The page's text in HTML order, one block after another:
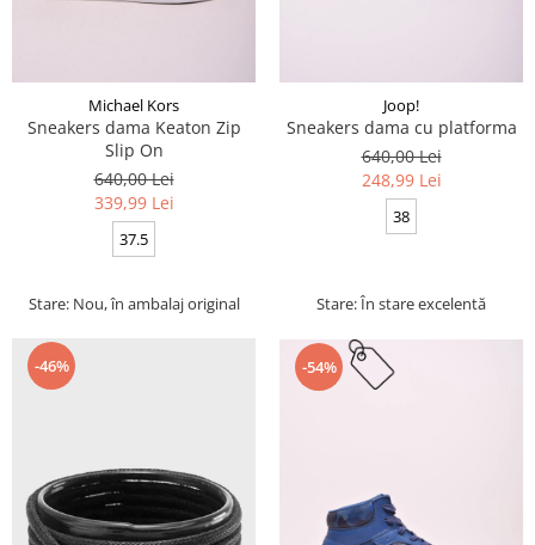
Michael Kors
Sneakers dama Keaton Zip
Slip On
640,00 Lei
339,99 Lei
37.5
Stare: Nou, în ambalaj original
Joop!
Sneakers dama cu platforma
640,00 Lei
248,99 Lei
38
Stare: În stare excelentă
-46% -54%